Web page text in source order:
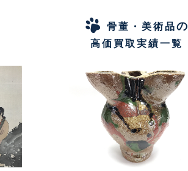
骨董・美術品の
高価買取実績一覧